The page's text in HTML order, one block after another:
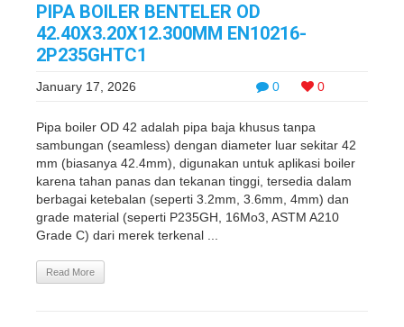
PIPA BOILER BENTELER OD
42.40X3.20X12.300MM EN10216-
2P235GHTC1
0 0
January 17, 2026
Pipa boiler OD 42 adalah pipa baja khusus tanpa
sambungan (seamless) dengan diameter luar sekitar 42
mm (biasanya 42.4mm), digunakan untuk aplikasi boiler
karena tahan panas dan tekanan tinggi, tersedia dalam
berbagai ketebalan (seperti 3.2mm, 3.6mm, 4mm) dan
grade material (seperti P235GH, 16Mo3, ASTM A210
Grade C) dari merek terkenal ...
Read More